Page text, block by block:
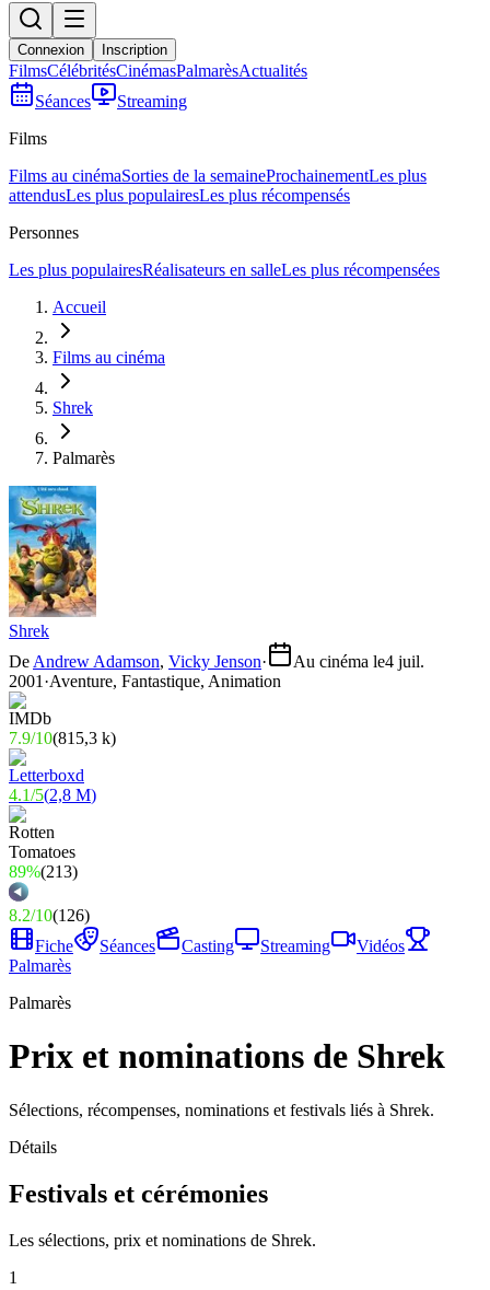
Connexion Inscription
FilmsCélébritésCinémasPalmarèsActualités
Séances
Streaming
Films
Films au cinémaSorties de la semaineProchainementLes plus
attendusLes plus populairesLes plus récompensés
Personnes
Les plus populairesRéalisateurs en salleLes plus récompensées
Accueil
Films au cinéma
Shrek
Palmarès
Shrek
De Andrew Adamson, Vicky Jenson· Au cinéma le4 juil.
2001 ·Aventure, Fantastique, Animation
7.9/10(815,3 k)
4.1/5(2,8 M)
89%(213)
8.2/10(126)
Fiche
Séances Casting Streaming
Vidéos
Palmarès
Palmarès
Prix et nominations de Shrek
Sélections, récompenses, nominations et festivals liés à Shrek.
Détails
Festivals et cérémonies
Les sélections, prix et nominations de Shrek.
1